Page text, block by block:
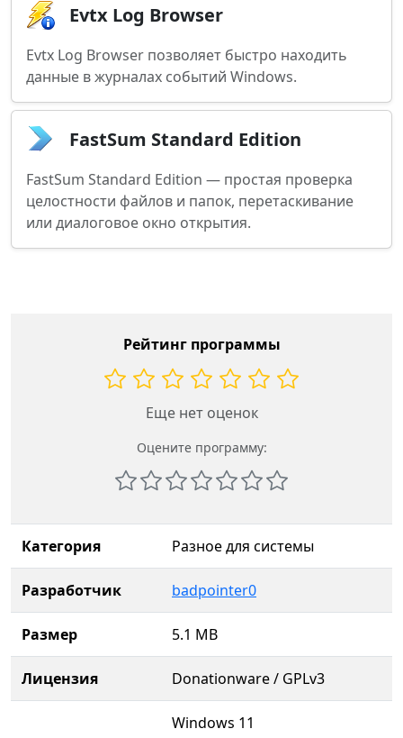
Evtx Log Browser
Evtx Log Browser позволяет быстро находить
данные в журналах событий Windows.
FastSum Standard Edition
FastSum Standard Edition — простая проверка
целостности файлов и папок, перетаскивание
или диалоговое окно открытия.
Рейтинг программы
Еще нет оценок
Оцените программу:
Категория Разное для системы
Разработчик badpointer0
Размер 5.1 MB
Лицензия Donationware / GPLv3
Windows 11